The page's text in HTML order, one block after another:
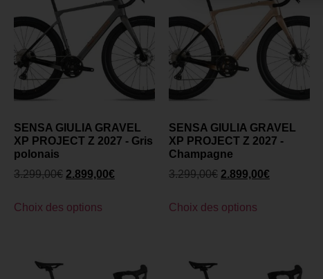
SENSA GIULIA GRAVEL
XP PROJECT Z 2027 - Gris
polonais
3.299,00€ 2.899,00€
Choix des options
SENSA GIULIA GRAVEL
XP PROJECT Z 2027 -
Champagne
3.299,00€ 2.899,00€
Choix des options